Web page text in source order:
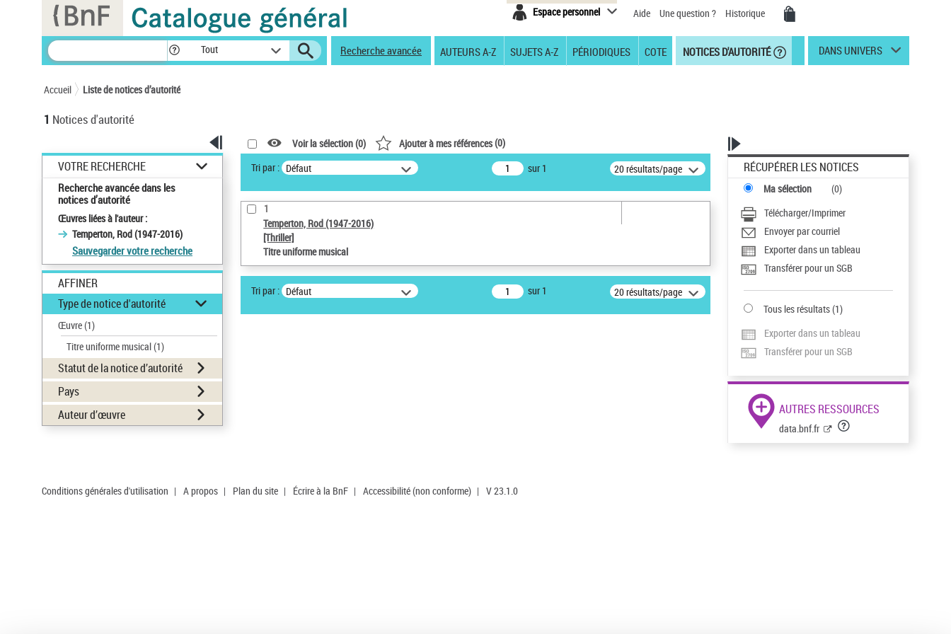
Espace personnel Aide Une question ? Historique
Tout Recherche avancée AUTEURS A-Z SUJETS A-Z PÉRIODIQUES COTE NOTICES D'AUTORITÉ DANS UNIVERS
Accueil Liste de notices d’autorité
1 Notices d'autorité
VOTRE RECHERCHE
Recherche avancée dans les
notices d’autorité
Œuvres liées à l'auteur :
Temperton, Rod (1947-2016)
Sauvegarder votre recherche
AFFINER
Type de notice d'autorité
Œuvre(1)
Titre uniforme musical(1)
Statut de la notice d’autorité
Pays
Auteur d’œuvre
Voir la sélection (0) Ajouter à mes références(0)
Tri par : Défaut sur 1 20 résultats/page
1
Temperton, Rod (1947-2016)
[Thriller]
Titre uniforme musical
Tri par : Défaut sur 1 20 résultats/page
RÉCUPÉRER LES NOTICES
Ma sélection (0)
Télécharger/Imprimer
Envoyer par courriel
Exporter dans un tableau
Transférer pour un SGB
Tous les résultats(1)
Exporter dans un tableau
Transférer pour un SGB
AUTRES RESSOURCES
data.bnf.fr
Conditions générales d'utilisation | A propos | Plan du site | Écrire à la BnF | Accessibilité (non conforme) | V 23.1.0
Panneau de gestion des cookies